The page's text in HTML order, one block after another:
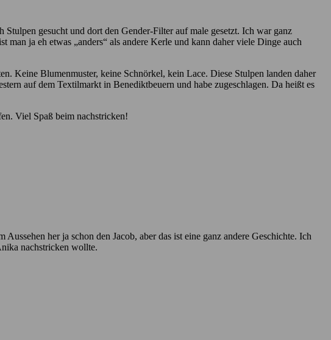
gesucht und dort den Gender-Filter auf male gesetzt. Ich war ganz
ja eh etwas „anders“ als andere Kerle und kann daher viele Dinge auch
Keine Blumenmuster, keine Schnörkel, kein Lace. Diese Stulpen landen daher
auf dem Textilmarkt in Benediktbeuern und habe zugeschlagen. Da heißt es
Viel Spaß beim nachstricken!
her ja schon den Jacob, aber das ist eine ganz andere Geschichte. Ich
nachstricken wollte.